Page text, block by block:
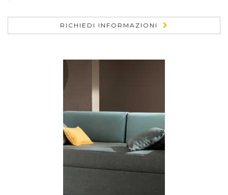
RICHIEDI INFORMAZIONI